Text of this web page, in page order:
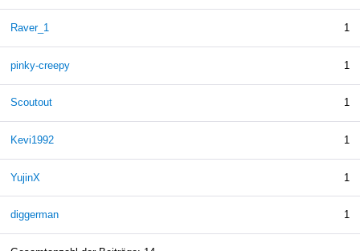
Raver_1 1
pinky-creepy 1
Scoutout 1
Kevi1992 1
YujinX 1
diggerman 1